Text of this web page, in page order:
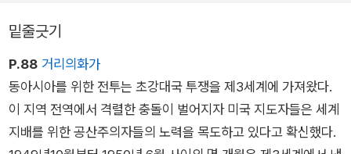
밑줄긋기
P.88 거리의화가
동아시아를 위한 전투는 초강대국 투쟁을 제3세계에 가져왔다.
이 지역 전역에서 격렬한 충돌이 벌어지자 미국 지도자들은 세계
지배를 위한 공산주의자들의 노력을 목도하고 있다고 확신했다.